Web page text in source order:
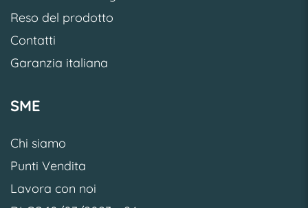
Reso del prodotto
Contatti
Garanzia italiana
SME
Chi siamo
Punti Vendita
Lavora con noi